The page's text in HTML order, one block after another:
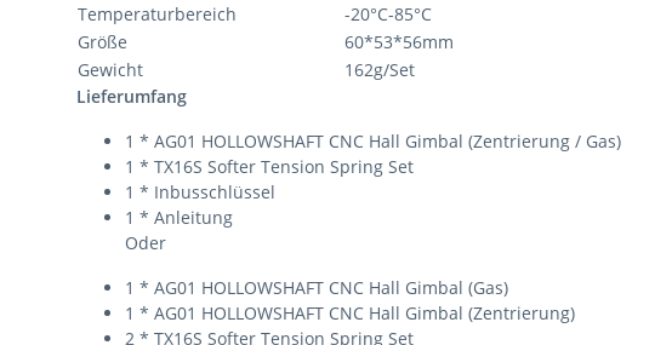
Temperaturbereich
-20°C-85°C
Größe
60*53*56mm
Gewicht
162g/Set
Lieferumfang
1 * AG01 HOLLOWSHAFT CNC Hall Gimbal (Zentrierung / Gas)
1 * TX16S Softer Tension Spring Set
1 * Inbusschlüssel
1 * Anleitung
Oder
1 * AG01 HOLLOWSHAFT CNC Hall Gimbal (Gas)
1 * AG01 HOLLOWSHAFT CNC Hall Gimbal (Zentrierung)
2 * TX16S Softer Tension Spring Set